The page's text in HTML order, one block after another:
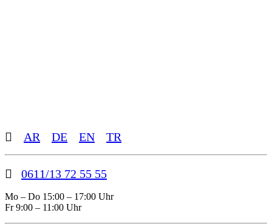
Toggle
Sliding
Bar
AR DE EN TR
0611/13 72 55 55
Mo – Do 15:00 – 17:00 Uhr
Fr 9:00 – 11:00 Uhr